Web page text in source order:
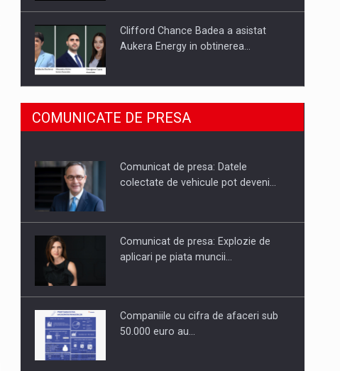
Clifford Chance Badea a asistat
Aukera Energy in obtinerea…
SAPTE PERSONALITATI DIN MEDIUL
DE AFACERI, ACADEMIC SI
Hard Enduro Piatra Craiului 2026,
COMUNICATE DE PRESA
Comunicat de presa: Datele
colectate de vehicule pot deveni…
Comunicat de presa: Explozie de
aplicari pe piata muncii…
Companiile cu cifra de afaceri sub
50.000 euro au…